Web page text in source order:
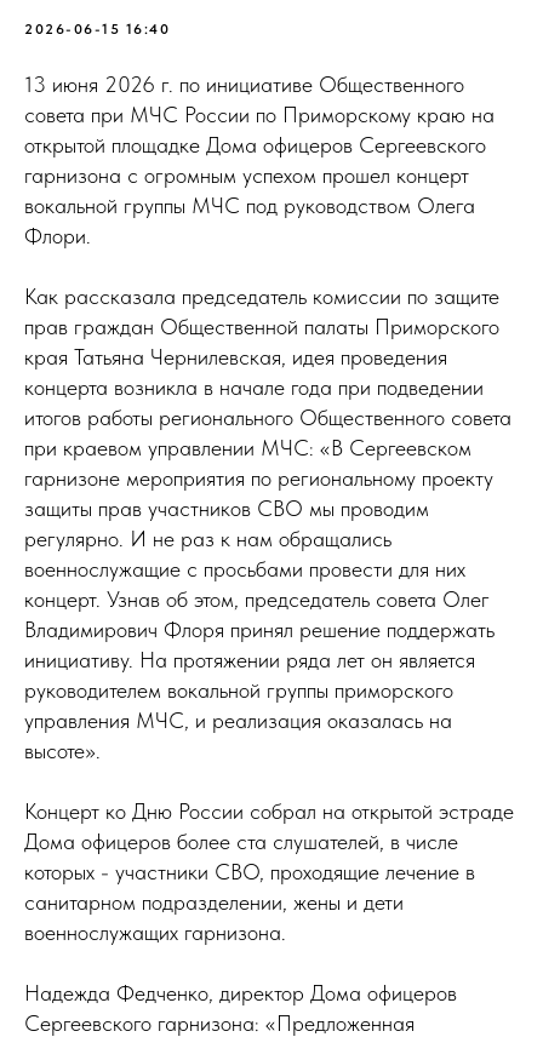
2026-06-15 16:40
13 июня 2026 г. по инициативе Общественного
совета при МЧС России по Приморскому краю на
открытой площадке Дома офицеров Сергеевского
гарнизона с огромным успехом прошел концерт
вокальной группы МЧС под руководством Олега
Флори.
Как рассказала председатель комиссии по защите
прав граждан Общественной палаты Приморского
края Татьяна Чернилевская, идея проведения
концерта возникла в начале года при подведении
итогов работы регионального Общественного совета
при краевом управлении МЧС: «В Сергеевском
гарнизоне мероприятия по региональному проекту
защиты прав участников СВО мы проводим
регулярно. И не раз к нам обращались
военнослужащие с просьбами провести для них
концерт. Узнав об этом, председатель совета Олег
Владимирович Флоря принял решение поддержать
инициативу. На протяжении ряда лет он является
руководителем вокальной группы приморского
управления МЧС, и реализация оказалась на
высоте».
Концерт ко Дню России собрал на открытой эстраде
Дома офицеров более ста слушателей, в числе
которых - участники СВО, проходящие лечение в
санитарном подразделении, жены и дети
военнослужащих гарнизона.
Надежда Федченко, директор Дома офицеров
Сергеевского гарнизона: «Предложенная